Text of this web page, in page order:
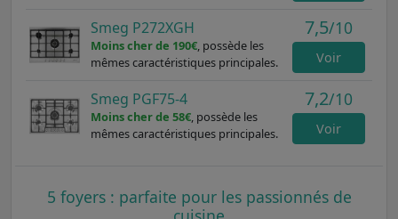
Smeg P272XGH
Moins cher de 190€, possède les
mêmes caractéristiques principales.
7,5/10
Voir
Smeg PGF75-4
Moins cher de 58€, possède les
mêmes caractéristiques principales.
7,2/10
Voir
5 foyers : parfaite pour les passionnés de